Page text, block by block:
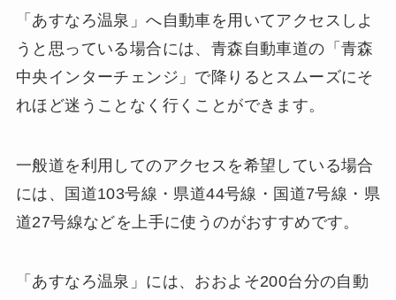
「あすなろ温泉」へ自動車を用いてアクセスしよ
うと思っている場合には、青森自動車道の「青森
中央インターチェンジ」で降りるとスムーズにそ
れほど迷うことなく行くことができます。
一般道を利用してのアクセスを希望している場合
には、国道103号線・県道44号線・国道7号線・県
道27号線などを上手に使うのがおすすめです。
「あすなろ温泉」には、おおよそ200台分の自動